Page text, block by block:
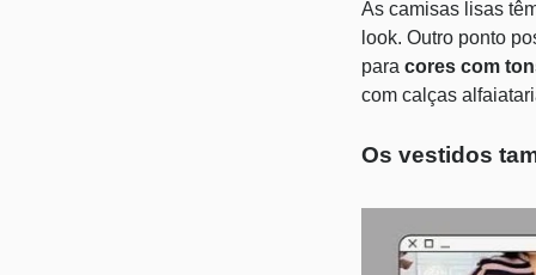
As camisas lisas
look. Outro ponto
para cores com
com calças
Os vestidos